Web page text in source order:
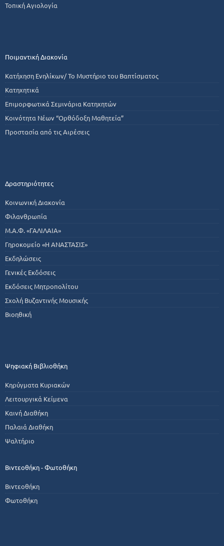
Τοπική Αγιολογία
Ποιμαντική Διακονία
Κατήχηση Ενηλίκων/ Το Μυστήριο του Βαπτίσματος
Κατηχητικά
Επιμορφωτικά Σεμινάρια Κατηχητών
Κοινότητα Νέων “Ορθόδοξη Μαθητεία”
Προστασία από τις Αιρέσεις
Δραστηριότητες
Κοινωνική Διακονία
Φιλανθρωπία
Μ.Α.Φ. «ΓΑΛΙΛΑΙΑ»
Γηροκομείο «Η ΑΝΑΣΤΑΣΙΣ»
Εκδηλώσεις
Γενικές Εκδόσεις
Εκδόσεις Μητροπολίτου
Σχολή Βυζαντινής Μουσικής
Βιοηθική
Ψηφιακή Βιβλιοθήκη
Κηρύγματα Κυριακών
Λειτουργικά Κείμενα
Καινή Διαθήκη
Παλαιά Διαθήκη
Ψαλτήριο
Βιντεοθήκη - Φωτοθήκη
Βιντεοθήκη
Φωτοθήκη